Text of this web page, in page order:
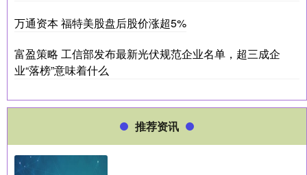
万通资本 福特美股盘后股价涨超5%
富盈策略 工信部发布最新光伏规范企业名单，超三成企
业“落榜”意味着什么
推荐资讯